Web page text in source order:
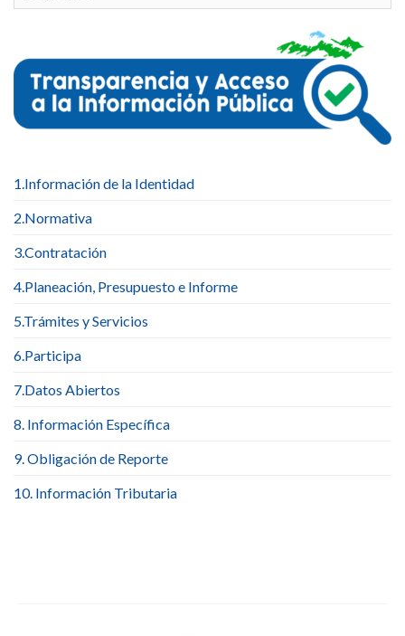
1.Información de la Identidad
2.Normativa
3.Contratación
4.Planeación, Presupuesto e Informe
5.Trámites y Servicios
6.Participa
7.Datos Abiertos
8. Información Específica
9. Obligación de Reporte
10. Información Tributaria